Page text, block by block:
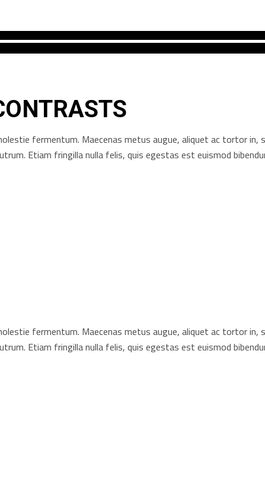
fermentum. Maecenas metus augue, aliquet ac tortor in,
Etiam fringilla nulla felis, quis egestas est euismod
fermentum. Maecenas metus augue, aliquet ac tortor in,
Etiam fringilla nulla felis, quis egestas est euismod